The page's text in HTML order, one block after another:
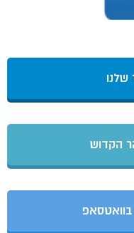
שלנו
הקדוש
בוואטסאפ